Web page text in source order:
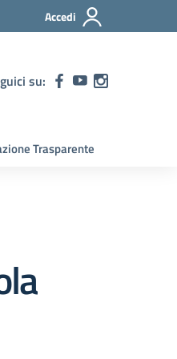
Accedi
su:
Trasparente